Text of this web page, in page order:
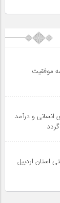
موفقیت
انسانی و درآمد
اردبیل